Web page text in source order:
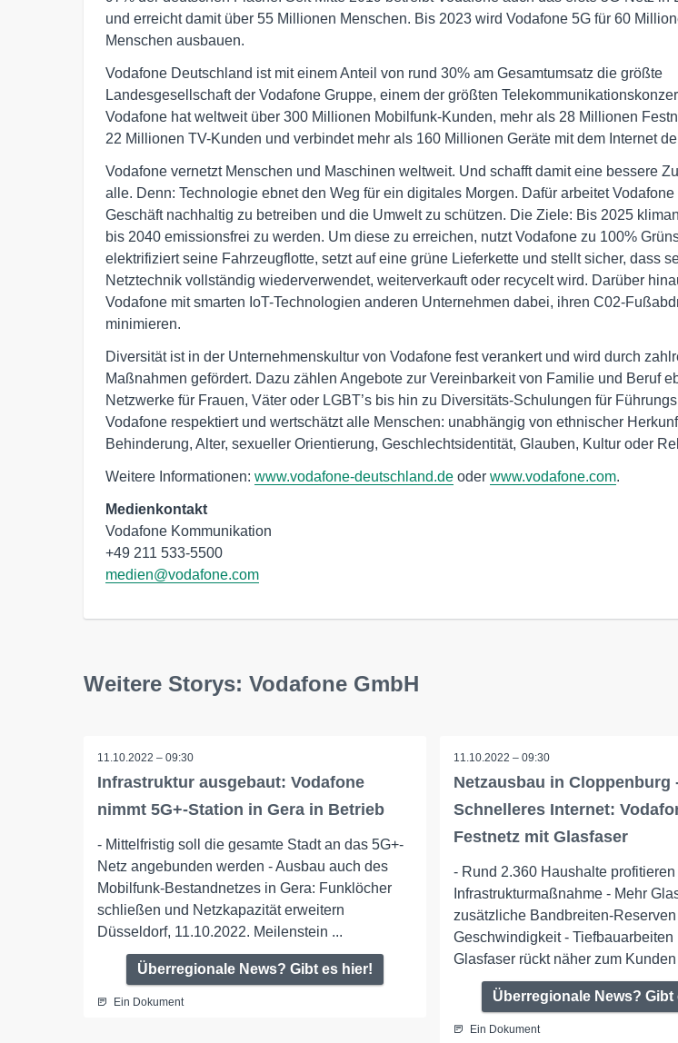
und erreicht damit über 55 Millionen Menschen. Bis 2023 wird Vodafone 5G für 60
Menschen ausbauen.
Vodafone Deutschland ist mit einem Anteil von rund 30% am Gesamtumsatz die größte
Landesgesellschaft der Vodafone Gruppe, einem der größten
Vodafone hat weltweit über 300 Millionen Mobilfunk-Kunden, mehr als 28 Millionen
22 Millionen TV-Kunden und verbindet mehr als 160 Millionen Geräte mit dem Internet
Vodafone vernetzt Menschen und Maschinen weltweit. Und schafft damit eine bessere
alle. Denn: Technologie ebnet den Weg für ein digitales Morgen. Dafür arbeitet Vodafone
Geschäft nachhaltig zu betreiben und die Umwelt zu schützen. Die Ziele: Bis 2025
bis 2040 emissionsfrei zu werden. Um diese zu erreichen, nutzt Vodafone zu 100%
elektrifiziert seine Fahrzeugflotte, setzt auf eine grüne Lieferkette und stellt sicher, dass
Netztechnik vollständig wiederverwendet, weiterverkauft oder recycelt wird. Darüber
Vodafone mit smarten IoT-Technologien anderen Unternehmen dabei, ihren C02-
minimieren.
Diversität ist in der Unternehmenskultur von Vodafone fest verankert und wird durch
Maßnahmen gefördert. Dazu zählen Angebote zur Vereinbarkeit von Familie und Beruf
Netzwerke für Frauen, Väter oder LGBT’s bis hin zu Diversitäts-Schulungen für
Vodafone respektiert und wertschätzt alle Menschen: unabhängig von ethnischer
Behinderung, Alter, sexueller Orientierung, Geschlechtsidentität, Glauben, Kultur oder
Weitere Informationen: www.vodafone-deutschland.de oder www.vodafone.com.
Medienkontakt
Vodafone Kommunikation
medien@vodafone.com
Weitere Storys: Vodafone GmbH
11.10.2022 – 09:30
Infrastruktur ausgebaut: Vodafone
nimmt 5G+-Station in Gera in Betrieb
- Mittelfristig soll die gesamte Stadt an das 5G+-
Netz angebunden werden - Ausbau auch des
Mobilfunk-Bestandnetzes in Gera: Funklöcher
schließen und Netzkapazität erweitern
Düsseldorf, 11.10.2022. Meilenstein ...
Überregionale News? Gibt es hier!
Ein Dokument
11.10.2022 – 09:30
Netzausbau in Cloppenburg
Schnelleres Internet:
Festnetz mit Glasfaser
- Rund 2.360 Haushalte profitieren
Infrastrukturmaßnahme - Mehr
zusätzliche Bandbreiten-
Geschwindigkeit - Tiefbauarbeiten
Glasfaser rückt näher zum Kunden
Überregionale News? Gibt
Ein Dokument